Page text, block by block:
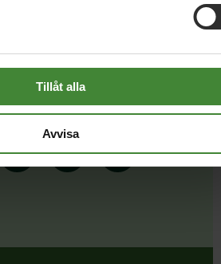
Tillåt alla
Avvisa
sida och hjälp oss
vårt budskap